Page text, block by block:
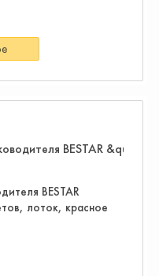
BESTAR
лоток, красное